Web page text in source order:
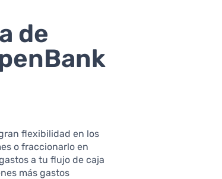
de
flexibilidad en los
o fraccionarlo en
a tu flujo de caja
más gastos